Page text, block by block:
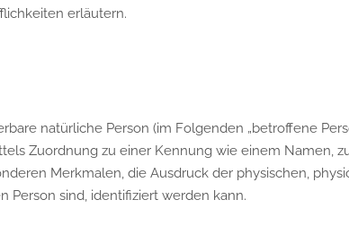
erläutern.
natürliche Person (im Folgenden „betroffene
Zuordnung zu einer Kennung wie einem Namen,
Merkmalen, die Ausdruck der physischen,
Person sind, identifiziert werden kann.